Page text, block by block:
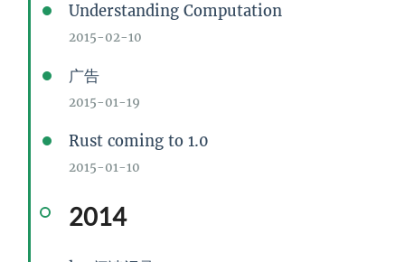
Understanding Computation
2015-02-10
广告
2015-01-19
Rust coming to 1.0
2015-01-10
2014